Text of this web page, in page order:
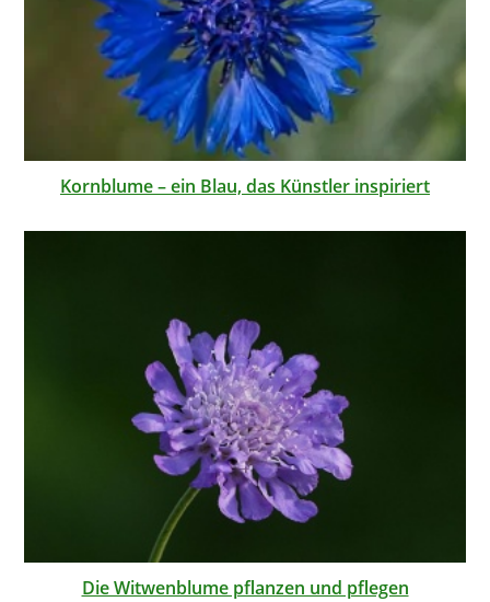
Kornblume – ein Blau, das Künstler inspiriert
Die Witwenblume pflanzen und pflegen